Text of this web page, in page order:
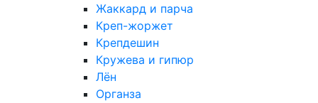
Жаккард и парча
Креп-жоржет
Крепдешин
Кружева и гипюр
Лён
Органза